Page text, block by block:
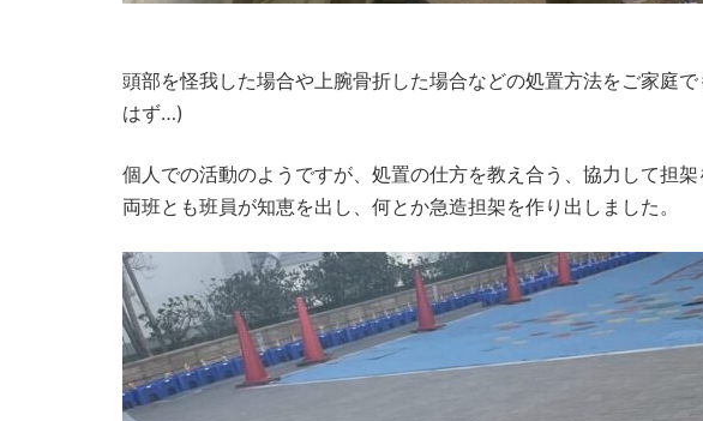
頭部を怪我した場合や上腕骨折した場合などの処置方法をご家庭
はず…)
個人での活動のようですが、処置の仕方を教え合う、協力して担架
両班とも班員が知恵を出し、何とか急造担架を作り出しました。